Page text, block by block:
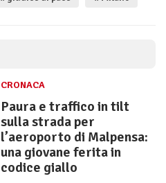
CRONACA
Paura e traffico in tilt
sulla strada per
l’aeroporto di Malpensa:
una giovane ferita in
codice giallo